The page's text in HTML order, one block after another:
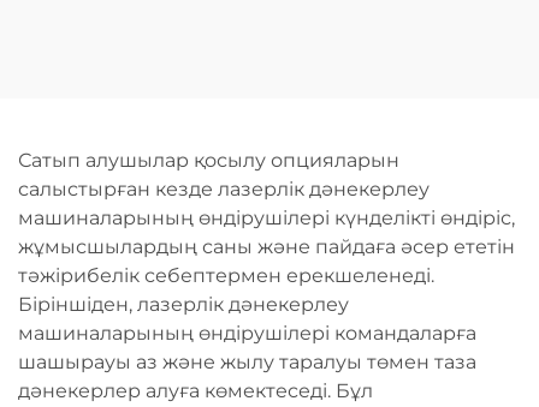
Сатып алушылар қосылу опцияларын
салыстырған кезде лазерлік дәнекерлеу
машиналарының өндірушілері күнделікті өндіріс,
жұмысшылардың саны және пайдаға әсер ететін
тәжірибелік себептермен ерекшеленеді.
Біріншіден, лазерлік дәнекерлеу
машиналарының өндірушілері командаларға
шашырауы аз және жылу таралуы төмен таза
дәнекерлер алуға көмектеседі. Бұл